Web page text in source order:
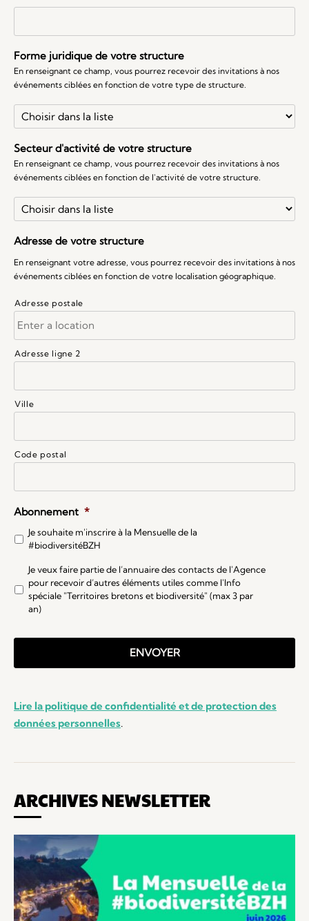
Forme juridique de votre structure
En renseignant ce champ, vous pourrez recevoir des invitations à nos
événements ciblées en fonction de votre type de structure.
Secteur d'activité de votre structure
En renseignant ce champ, vous pourrez recevoir des invitations à nos
événements ciblées en fonction de l'activité de votre structure.
Adresse de votre structure
En renseignant votre adresse, vous pourrez recevoir des invitations à nos
événements ciblées en fonction de votre localisation géographique.
Adresse postale
Adresse ligne 2
Ville
Code postal
Abonnement *
Je souhaite m'inscrire à la Mensuelle de la
#biodiversitéBZH
Je veux faire partie de l’annuaire des contacts de l'Agence
pour recevoir d’autres éléments utiles comme l'Info
spéciale "Territoires bretons et biodiversité" (max 3 par
an)
Lire la politique de confidentialité et de protection des
données personnelles.
ARCHIVES NEWSLETTER